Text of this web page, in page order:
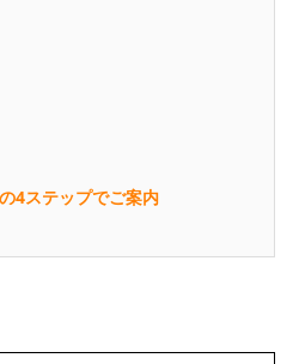
4ステップでご案内